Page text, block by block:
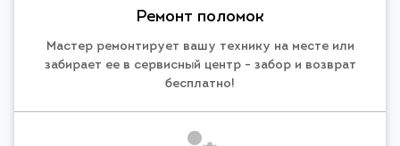
Ремонт поломок
Мастер ремонтирует вашу технику на месте или
забирает ее в сервисный центр - забор и возврат
бесплатно!